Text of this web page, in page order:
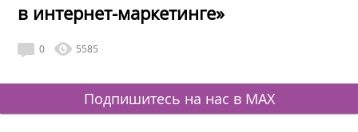
в интернет-маркетинге»
0 5585
Подпишитесь на нас в MAX